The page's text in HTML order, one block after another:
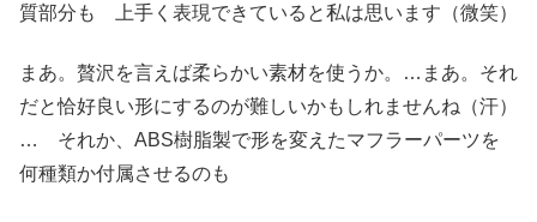
質部分も 上手く表現できていると私は思います（微笑）
まあ。贅沢を言えば柔らかい素材を使うか。…まあ。それ
だと恰好良い形にするのが難しいかもしれませんね（汗）
… それか、ABS樹脂製で形を変えたマフラーパーツを
何種類か付属させるのも